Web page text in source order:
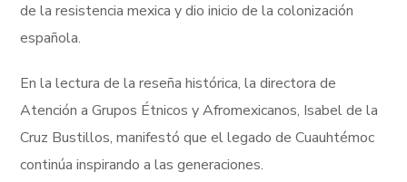
de la resistencia mexica y dio inicio de la colonización
española.
En la lectura de la reseña histórica, la directora de
Atención a Grupos Étnicos y Afromexicanos, Isabel de la
Cruz Bustillos, manifestó que el legado de Cuauhtémoc
continúa inspirando a las generaciones.